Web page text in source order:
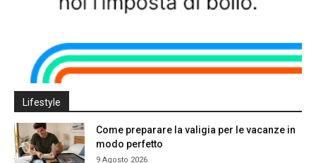
Lifestyle
Come preparare la valigia per le vacanze in
modo perfetto
9 Agosto 2026